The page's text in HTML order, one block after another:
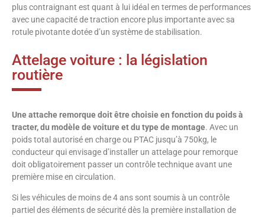
plus contraignant est quant à lui idéal en termes de performances
avec une capacité de traction encore plus importante avec sa
rotule pivotante dotée d’un système de stabilisation.
Attelage voiture : la législation
routière
Une attache remorque doit être choisie en fonction du poids à
tracter, du modèle de voiture et du type de montage. Avec un
poids total autorisé en charge ou PTAC jusqu’à 750kg, le
conducteur qui envisage d’installer un attelage pour remorque
doit obligatoirement passer un contrôle technique avant une
première mise en circulation.
Si les véhicules de moins de 4 ans sont soumis à un contrôle
partiel des éléments de sécurité dès la première installation de